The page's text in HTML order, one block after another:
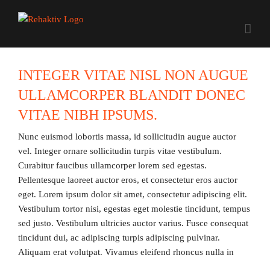
Inhalt
INTEGER VITAE NISL NON AUGUE
ULLAMCORPER BLANDIT DONEC
VITAE NIBH IPSUMS.
Nunc euismod lobortis massa, id sollicitudin augue auctor
vel. Integer ornare sollicitudin turpis vitae vestibulum.
Curabitur faucibus ullamcorper lorem sed egestas.
Pellentesque laoreet auctor eros, et consectetur eros auctor
eget. Lorem ipsum dolor sit amet, consectetur adipiscing elit.
Vestibulum tortor nisi, egestas eget molestie tincidunt, tempus
sed justo. Vestibulum ultricies auctor varius. Fusce consequat
tincidunt dui, ac adipiscing turpis adipiscing pulvinar.
Aliquam erat volutpat. Vivamus eleifend rhoncus nulla in